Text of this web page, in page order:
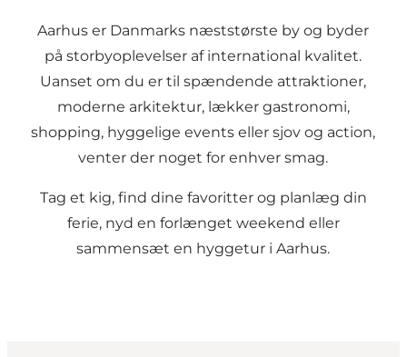
Aarhus er Danmarks næststørste by og byder
på storbyoplevelser af international kvalitet.
Uanset om du er til spændende attraktioner,
moderne arkitektur, lækker gastronomi,
shopping, hyggelige events eller sjov og action,
venter der noget for enhver smag.
Tag et kig, find dine favoritter og planlæg din
ferie, nyd en forlænget weekend eller
sammensæt en hyggetur i Aarhus.